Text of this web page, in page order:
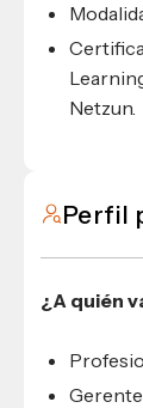
Netzun.
Perfil
¿A quién